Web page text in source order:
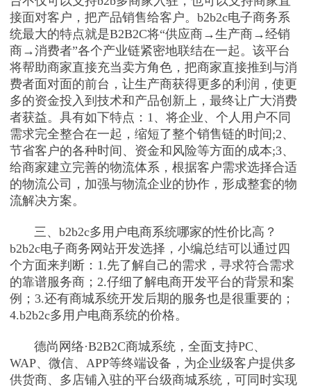
接面对客户，把产品销售给客户。b2b2c电子商务系
统最大的特点就是B2B2C将“供应商→生产商→经销
商→消费者”各个产业链紧密地联结在一起。该平台
将帮助商家直接充当卖方角色，把商家直接推到与消
费者面对面的前台，让生产商获得更多的利润，使更
多的资金投入到技术和产品创新上，最终让广大消费
者获益。具有如下特点：1、将企业、个人用户不同
需求完全整合在一起，缩短了整个销售链的时间;2、
节省客户的各种时间、资金和风险等方面的成本;3、
给商家建立完善的物流体系，根据客户需求选择合适
的物流公司，加强与物流企业的协作，形成整套的物
流解决方案。
三、b2b2c多用户电商系统哪家的性价比高？
b2b2c电子商务网站开发选择，小编总结可以通过四
个方面来判断：1.先了解自己的需求，寻求符合需求
的靠谱服务商；2.仔细了解电商开发平台的背景和案
例；3.还有商城系统开发后期的服务也是很重要的；
4.b2b2c多用户电商系统的价格。
德尚网络·B2B2C商城系统，全面支持PC、
WAP、微信、APP等终端设备，为企业级客户提供多
供货商、多店铺入驻的平台级商城系统，可同时实现